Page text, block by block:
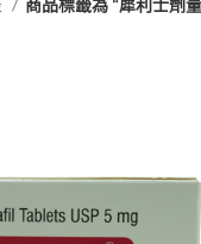
商品標籤為 “犀利士劑